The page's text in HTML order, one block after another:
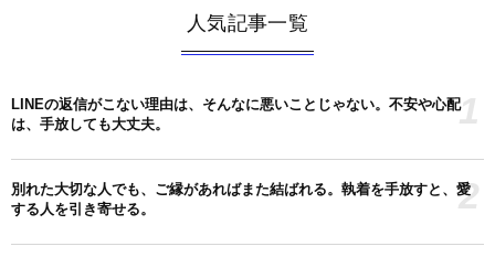
人気記事一覧
LINEの返信がこない理由は、そんなに悪いことじゃない。不安や心配
は、手放しても大丈夫。
1
別れた大切な人でも、ご縁があればまた結ばれる。執着を手放すと、愛
する人を引き寄せる。
2